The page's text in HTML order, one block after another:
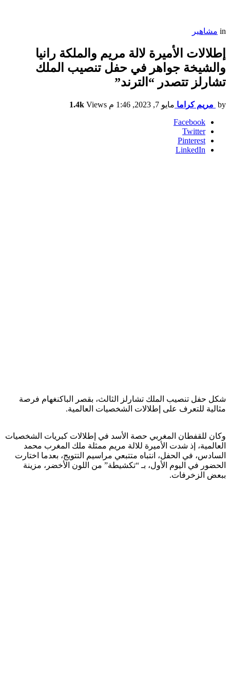
in مشاهير
إطلالات الأميرة لالة مريم والملكة رانيا
والشيخة جواهر في حفل تنصيب الملك
تشارلز تتصدر “الترند”
by مريم كراما مايو 7, 2023, 1:46 م 1.4k Views
Facebook
Twitter
Pinterest
LinkedIn
شكل حفل تنصيب الملك تشارلز الثالث، بقصر الباكنغهام فرصة
مثالية للتعرف على إطلالات الشخصيات العالمية.
وكان للقفطان المغربي حصة الأسد في إطلالات كبريات الشخصيات
العالمية، إذ شدت الأميرة للالة مريم ممثلة ملك المغرب محمد
السادس، في الحفل، انتباه متتبعي مراسيم التتويج، بعدما اختارت
الحضور في اليوم الأول، بـ “تكشيطة” من اللون الأخضر، مزينة
ببعض الزخرفات.